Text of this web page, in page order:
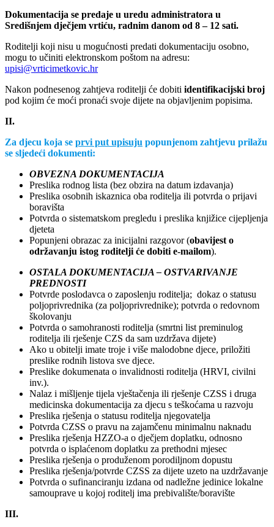
Dokumentacija se predaje u uredu administratora u
Središnjem dječjem vrtiću, radnim danom od 8 – 12 sati.
Roditelji koji nisu u mogućnosti predati dokumentaciju osobno,
mogu to učiniti elektronskom poštom na adresu:
upisi@vrticimetkovic.hr
Nakon podnesenog zahtjeva roditelji će dobiti identifikacijski broj
pod kojim će moći pronaći svoje dijete na objavljenim popisima.
II.
Za djecu koja se prvi put upisuju popunjenom zahtjevu prilažu
se sljedeći dokumenti:
OBVEZNA DOKUMENTACIJA
Preslika rodnog lista (bez obzira na datum izdavanja)
Preslika osobnih iskaznica oba roditelja ili potvrda o prijavi
boravišta
Potvrda o sistematskom pregledu i preslika knjižice cijepljenja
djeteta
Popunjeni obrazac za inicijalni razgovor (obavijest o
održavanju istog roditelji će dobiti e-mailom).
OSTALA DOKUMENTACIJA – OSTVARIVANJE
PREDNOSTI
Potvrde poslodavca o zaposlenju roditelja; dokaz o statusu
poljoprivrednika (za poljoprivrednike); potvrda o redovnom
školovanju
Potvrda o samohranosti roditelja (smrtni list preminulog
roditelja ili rješenje CZS da sam uzdržava dijete)
Ako u obitelji imate troje i više malodobne djece, priložiti
preslike rodnih listova sve djece.
Preslike dokumenata o invalidnosti roditelja (HRVI, civilni
inv.).
Nalaz i mišljenje tijela vještačenja ili rješenje CZSS i druga
medicinska dokumentacija za djecu s teškoćama u razvoju
Preslika rješenja o statusu roditelja njegovatelja
Potvrda CZSS o pravu na zajamčenu minimalnu naknadu
Preslika rješenja HZZO-a o dječjem doplatku, odnosno
potvrda o isplaćenom doplatku za prethodni mjesec
Preslika rješenja o produženom porodiljnom dopustu
Preslika rješenja/potvrde CZSS za dijete uzeto na uzdržavanje
Potvrda o sufinanciranju izdana od nadležne jedinice lokalne
samouprave u kojoj roditelj ima prebivalište/boravište
III.